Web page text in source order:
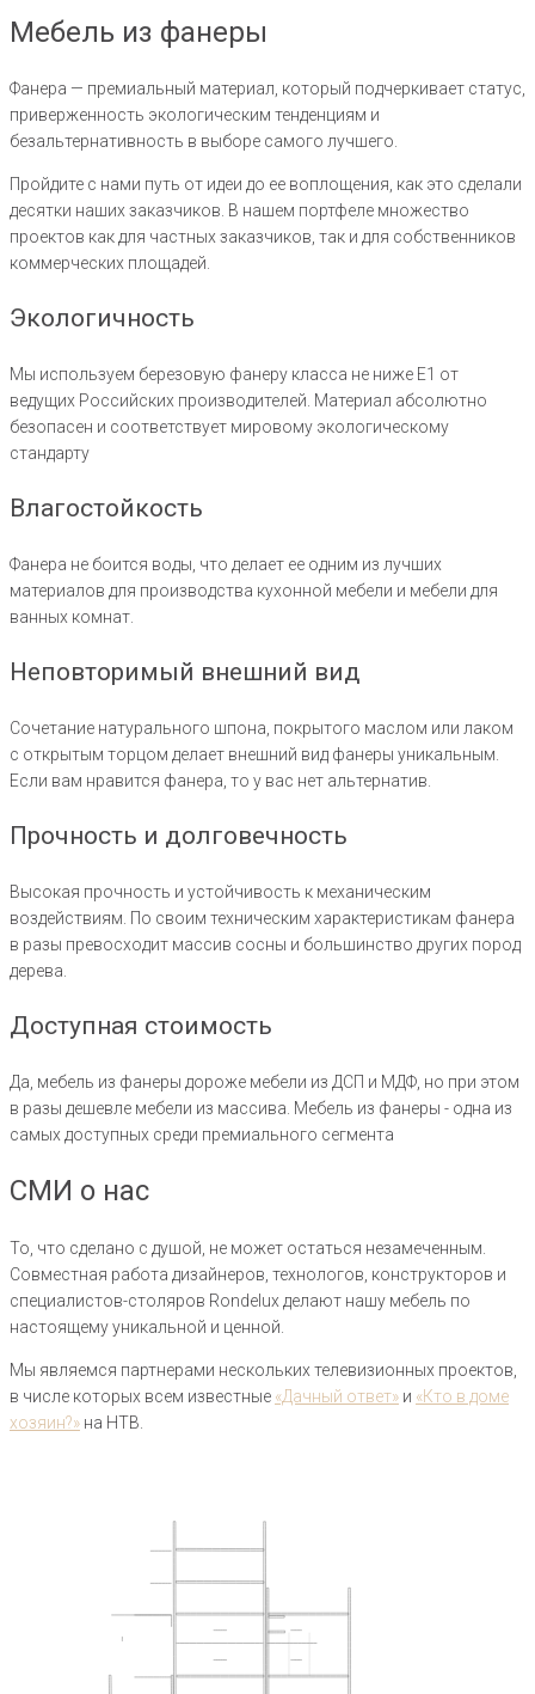
Мебель из фанеры
Фанера — премиальный материал, который подчеркивает статус,
приверженность экологическим тенденциям и
безальтернативность в выборе самого лучшего.
Пройдите с нами путь от идеи до ее воплощения, как это сделали
десятки наших заказчиков. В нашем портфеле множество
проектов как для частных заказчиков, так и для собственников
коммерческих площадей.
Экологичность
Мы используем березовую фанеру класса не ниже Е1 от
ведущих Российских производителей. Материал абсолютно
безопасен и соответствует мировому экологическому
стандарту
Влагостойкость
Фанера не боится воды, что делает ее одним из лучших
материалов для производства кухонной мебели и мебели для
ванных комнат.
Неповторимый внешний вид
Сочетание натурального шпона, покрытого маслом или лаком
с открытым торцом делает внешний вид фанеры уникальным.
Если вам нравится фанера, то у вас нет альтернатив.
Прочность и долговечность
Высокая прочность и устойчивость к механическим
воздействиям. По своим техническим характеристикам фанера
в разы превосходит массив сосны и большинство других пород
дерева.
Доступная стоимость
Да, мебель из фанеры дороже мебели из ДСП и МДФ, но при этом
в разы дешевле мебели из массива. Мебель из фанеры - одна из
самых доступных среди премиального сегмента
СМИ о нас
То, что сделано с душой, не может остаться незамеченным.
Cовместная работа дизайнеров, технологов, конструкторов и
специалистов-столяров Rondelux делают нашу мебель по
настоящему уникальной и ценной.
Мы являемся партнерами нескольких телевизионных проектов,
в числе которых всем известные «Дачный ответ» и «Кто в доме
хозяин?» на НТВ.